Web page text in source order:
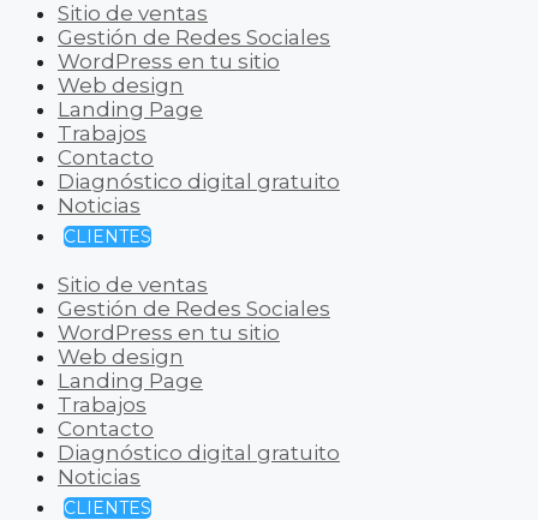
Sitio de ventas
Gestión de Redes Sociales
WordPress en tu sitio
Web design
Landing Page
Trabajos
Contacto
Diagnóstico digital gratuito
Noticias
CLIENTES
Sitio de ventas
Gestión de Redes Sociales
WordPress en tu sitio
Web design
Landing Page
Trabajos
Contacto
Diagnóstico digital gratuito
Noticias
CLIENTES